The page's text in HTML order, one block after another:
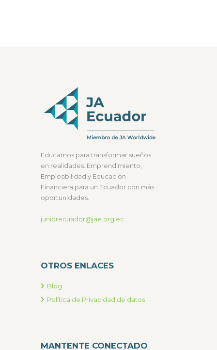
Educamos para transformar sueños
en realidades. Emprendimiento,
Empleabilidad y Educación
Financiera para un Ecuador con más
oportunidades.
juniorecuador@jae.org.ec
OTROS ENLACES
Blog
Política de Privacidad de datos
MANTENTE CONECTADO